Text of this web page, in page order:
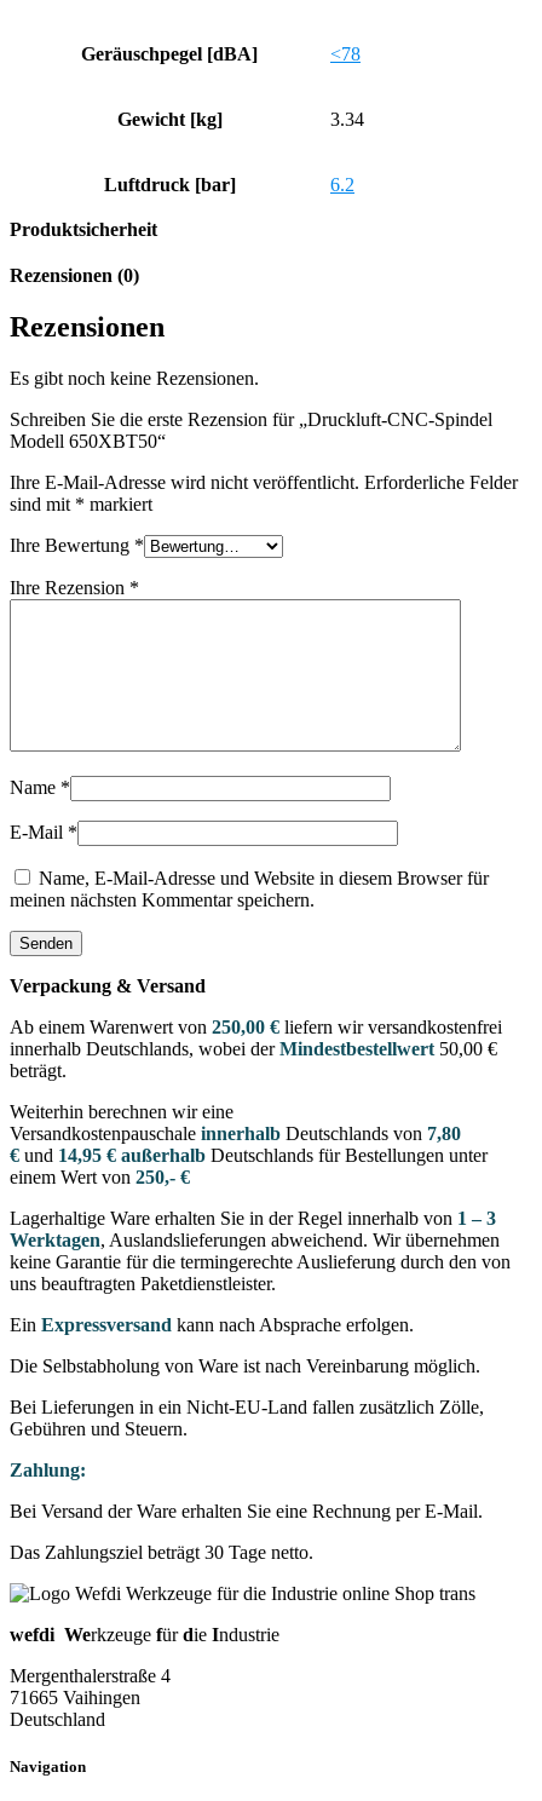
Geräuschpegel [dBA] <78
Gewicht [kg] 3.34
Luftdruck [bar] 6.2
Produktsicherheit
Rezensionen (0)
Rezensionen
Es gibt noch keine Rezensionen.
Schreiben Sie die erste Rezension für „Druckluft-CNC-Spindel
Modell 650XBT50“
Ihre E-Mail-Adresse wird nicht veröffentlicht. Erforderliche Felder
sind mit * markiert
Ihre Bewertung *
Ihre Rezension *
Name *
E-Mail *
Name, E-Mail-Adresse und Website in diesem Browser für
meinen nächsten Kommentar speichern.
Verpackung & Versand
Ab einem Warenwert von 250,00 € liefern wir versandkostenfrei
innerhalb Deutschlands, wobei derMindestbestellwert 50,00 €
beträgt.
Weiterhin berechnen wir eine
Versandkostenpauschale innerhalb Deutschlands von 7,80
€ und 14,95 € außerhalb Deutschlands für Bestellungen unter
einem Wert von 250,- €
Lagerhaltige Ware erhalten Sie in der Regel innerhalb von 1 – 3
Werktagen, Auslandslieferungen abweichend. Wir übernehmen
keine Garantie für die termingerechte Auslieferung durch den von
uns beauftragten Paketdienstleister.
Ein Expressversand kann nach Absprache erfolgen.
Die Selbstabholung von Ware ist nach Vereinbarung möglich.
Bei Lieferungen in ein Nicht-EU-Land fallen zusätzlich Zölle,
Gebühren und Steuern.
Zahlung:
Bei Versand der Ware erhalten Sie eine Rechnung per E-Mail.
Das Zahlungsziel beträgt 30 Tage netto.
wefdi Werkzeuge fürdie Industrie
Mergenthalerstraße 4
71665 Vaihingen
Deutschland
Navigation